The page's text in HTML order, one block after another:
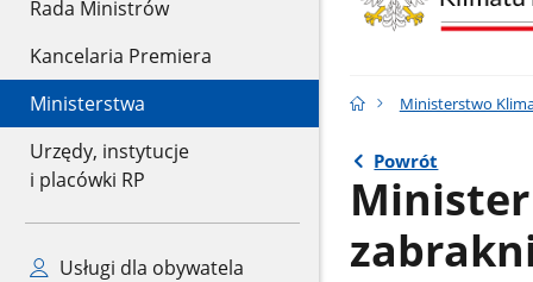
Rada Ministrów
Kancelaria Premiera
Ministerstwa
Urzędy, instytucje
i placówki RP
Usługi dla obywatela
Ministerstwo
Powrót